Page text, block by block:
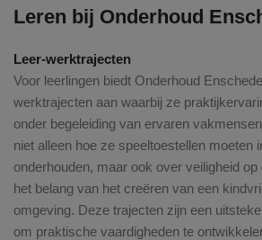
Leren bij Onderhoud
Leer-werktrajecten
Voor leerlingen biedt Onderhoud
werktrajecten aan waarbij ze
onder begeleiding van ervaren
niet alleen hoe ze speeltoestellen moeten
onderhouden, maar ook over veiligheid
het belang van het creëren van een
omgeving. Deze trajecten zijn een
om praktische vaardigheden te